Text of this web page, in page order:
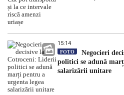
15:14
FOTO
Negocieri
politici se adună
salarizării unitare